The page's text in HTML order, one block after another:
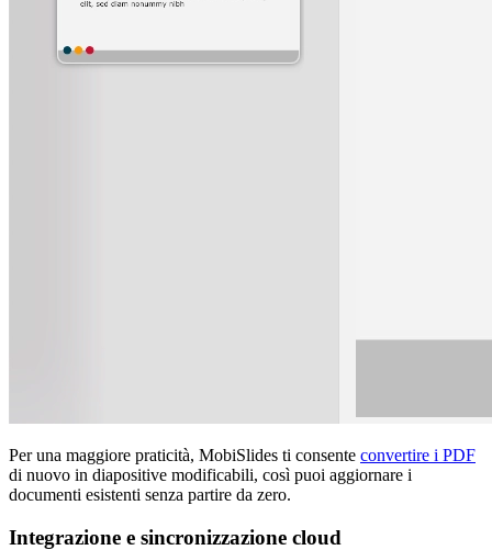
Per una maggiore praticità, MobiSlides ti consente convertire i PDF
di nuovo in diapositive modificabili, così puoi aggiornare i
documenti esistenti senza partire da zero.
Integrazione e sincronizzazione cloud